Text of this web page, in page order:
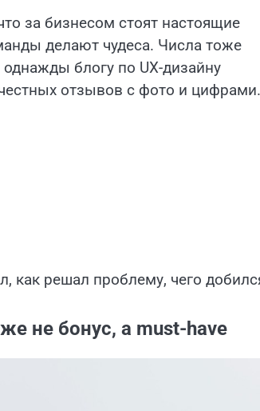
за бизнесом стоят настоящие
делают чудеса. Числа тоже
блогу по UX-дизайну
отзывов с фото и цифрами.
как решал проблему, чего
не бонус, а must-have